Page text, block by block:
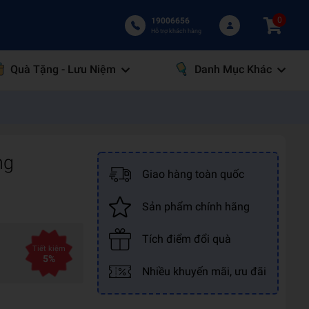
19006656
Hỗ trợ khách hàng
0
Quà Tặng - Lưu Niệm Danh Mục Khác
Tiết kiệm
5%
Giao hàng toàn quốc
Sản phẩm chính hãng
Tích điểm đổi quà
Nhiều khuyến mãi, ưu đãi